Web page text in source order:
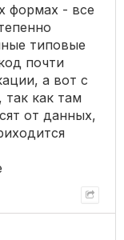
формах - все
типовые
почти
а вот с
как там
от данных,